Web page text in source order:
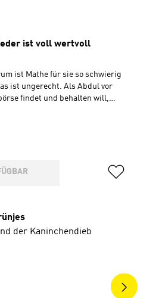
ist voll wertvoll
ist Mathe für sie so schwierig
ist ungerecht. Als Abdul vor
findet und behalten will,
Später muss sogar Abdul
Lied (Liedblatt und Playback